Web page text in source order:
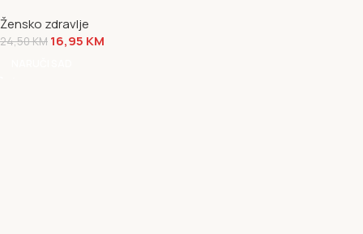
Žensko zdravlje
24,50KM 16,95 KM